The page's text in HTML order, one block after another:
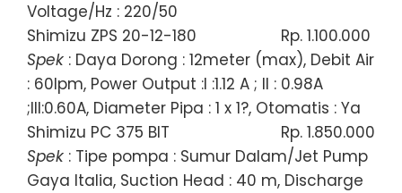
Voltage/Hz : 220/50
Shimizu ZPS 20-12-180
Rp. 1.100.000
Spek : Daya Dorong : 12meter (max), Debit Air
: 60lpm, Power Output :I :1.12 A ; II : 0.98A
;III:0.60A, Diameter Pipa : 1 x 1?, Otomatis : Ya
Shimizu PC 375 BIT
Rp. 1.850.000
Spek : Tipe pompa : Sumur Dalam/Jet Pump
Gaya Italia, Suction Head : 40 m, Discharge